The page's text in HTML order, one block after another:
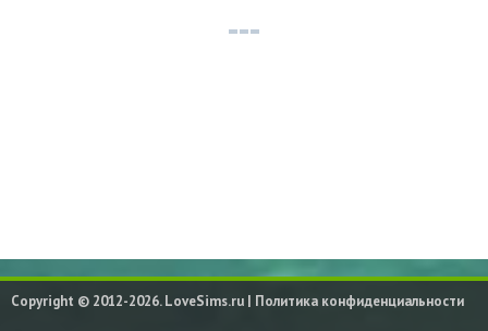
Copyright © 2012-2026. LoveSims.ru | Политика конфиденциальности